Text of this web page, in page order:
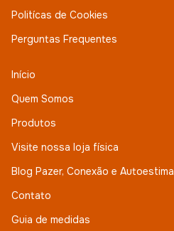
Politícas de Cookies
Perguntas Frequentes
Início
Quem Somos
Produtos
Visite nossa loja física
Blog Pazer, Conexão e Autoestima
Contato
Guia de medidas